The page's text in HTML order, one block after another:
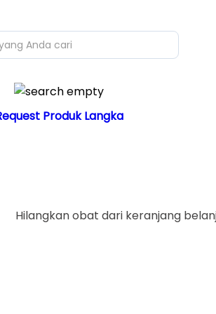
Anda cari
Produk Langka
Hilangkan obat dari keranjang